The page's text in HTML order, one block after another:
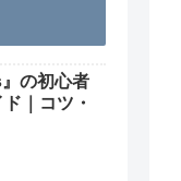
の初心者
｜コツ・